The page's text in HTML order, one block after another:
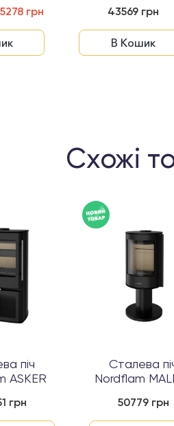
грн 43569 грн
В Кошик
Схожі
піч
ASKER
грн
Сталева
Nordflam
50779 грн